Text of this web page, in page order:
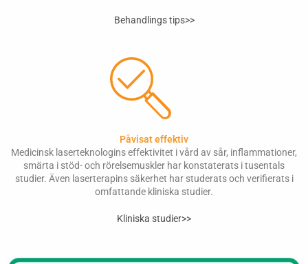
Behandlings tips>>
Påvisat effektiv
Medicinsk laserteknologins effektivitet i vård av sår, inflammationer,
smärta i stöd- och rörelsemuskler har konstaterats i tusentals
studier. Även laserterapins säkerhet har studerats och verifierats i
omfattande kliniska studier.
Kliniska studier>>